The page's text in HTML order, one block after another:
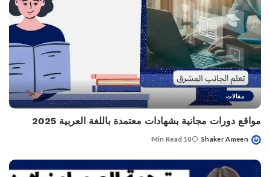
مقالات
مواقع دورات مجانية بشهادات معتمدة باللغة العربية 2025
Posted
Shaker Ameen
10 Min Read